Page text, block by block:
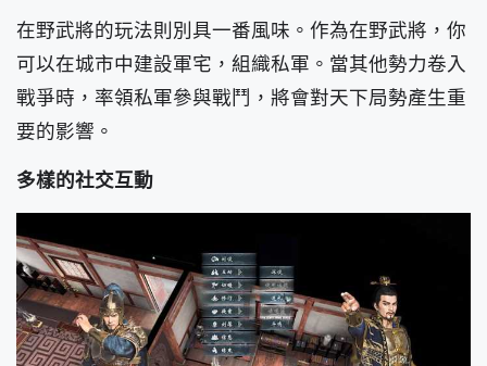
在野武將的玩法則別具一番風味。作為在野武將，你
可以在城市中建設軍宅，組織私軍。當其他勢力卷入
戰爭時，率領私軍參與戰鬥，將會對天下局勢產生重
要的影響。
多樣的社交互動